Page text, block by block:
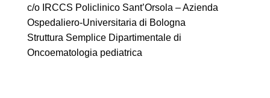
c/o IRCCS Policlinico Sant’Orsola – Azienda
Ospedaliero-Universitaria di Bologna
Struttura Semplice Dipartimentale di
Oncoematologia pediatrica